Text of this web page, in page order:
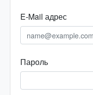
E-Mail адрес
Пароль